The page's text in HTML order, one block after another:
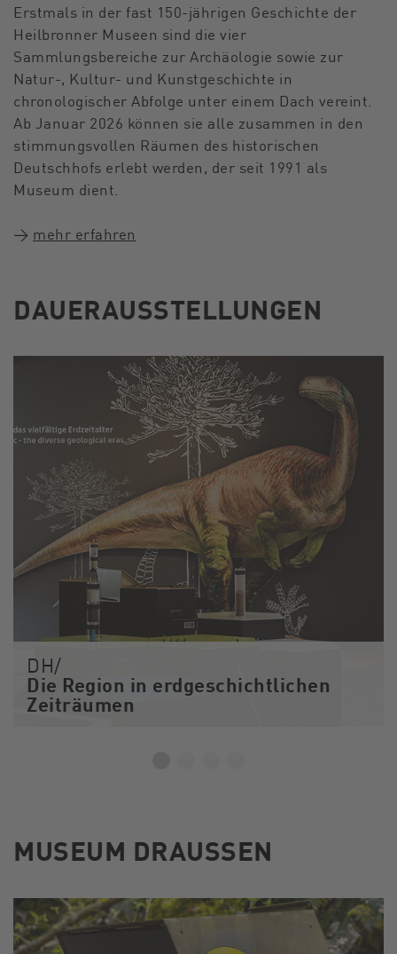
Erstmals in der fast 150-jährigen Geschichte der
Heilbronner Museen sind die vier
Sammlungsbereiche zur Archäologie sowie zur
Natur-, Kultur- und Kunstgeschichte in
chronologischer Abfolge unter einem Dach vereint.
Ab Januar 2026 können sie alle zusammen in den
stimmungsvollen Räumen des historischen
Deutschhofs erlebt werden, der seit 1991 als
Museum dient.
→ mehr erfahren
DAUERAUSSTELLUNGEN
DH/
Die Region in erdgeschichtlichen
Zeiträumen
MUSEUM DRAUSSEN